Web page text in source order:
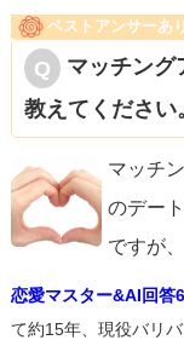
ベストアンサーあり
マッチング
教えてください
マッチ
のデー
ですが
恋愛マスター&AI回答
て約15年、現役バリ